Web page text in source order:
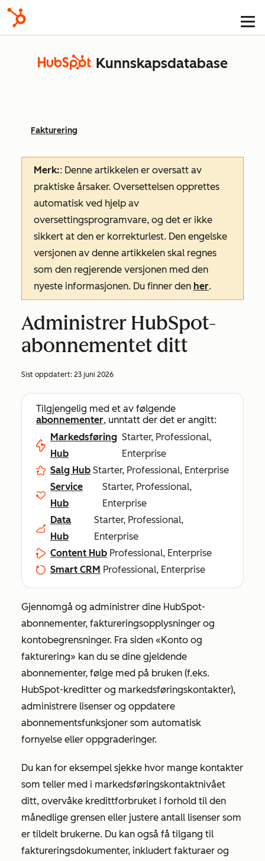
Kunnskapsdatabase
Fakturering
Merk:: Denne artikkelen er oversatt av
praktiske årsaker. Oversettelsen opprettes
automatisk ved hjelp av
oversettingsprogramvare, og det er ikke
sikkert at den er korrekturlest. Den engelske
versjonen av denne artikkelen skal regnes
som den regjerende versjonen med den
nyeste informasjonen. Du finner den her.
Administrer HubSpot-
abonnementet ditt
Sist oppdatert: 23 juni 2026
Tilgjengelig med et av følgende
abonnementer, unntatt der det er angitt:
Markedsføring
Hub
Starter, Professional,
Enterprise
Salg Hub Starter, Professional, Enterprise
Service
Hub
Starter, Professional,
Enterprise
Data
Hub
Starter, Professional,
Enterprise
Content Hub Professional, Enterprise
Smart CRM Professional, Enterprise
Gjennomgå og administrer dine HubSpot-
abonnementer, faktureringsopplysninger og
kontobegrensninger. Fra siden «Konto og
fakturering» kan du se dine gjeldende
abonnementer, følge med på bruken (f.eks.
HubSpot-kreditter og markedsføringskontakter),
administrere lisenser og oppdatere
abonnementsfunksjoner som automatisk
fornyelse eller oppgraderinger.
Du kan for eksempel sjekke hvor mange kontakter
som teller med i markedsføringskontaktnivået
ditt, overvåke kredittforbruket i forhold til den
månedlige grensen eller justere antall lisenser som
er tildelt brukerne. Du kan også få tilgang til
faktureringsdokumenter, inkludert fakturaer og